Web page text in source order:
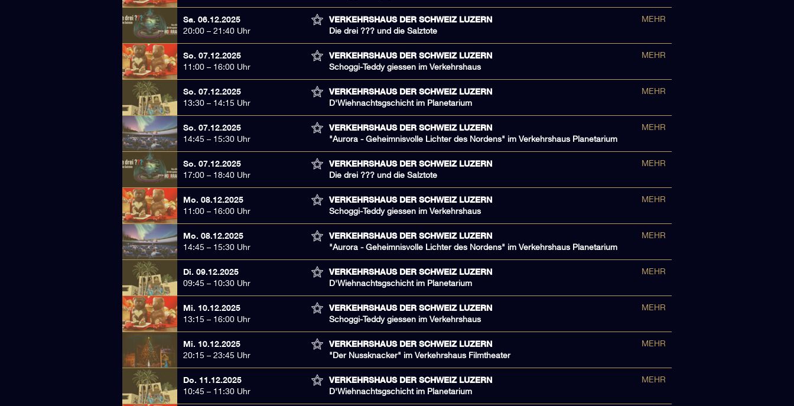
Sa. 06.12.2025
20:00 – 21:40 Uhr
VERKEHRSHAUS DER SCHWEIZ LUZERN
Die drei ??? und die Salztote
MEHR
So. 07.12.2025
11:00 – 16:00 Uhr
VERKEHRSHAUS DER SCHWEIZ LUZERN
Schoggi-Teddy giessen im Verkehrshaus
MEHR
So. 07.12.2025
13:30 – 14:15 Uhr
VERKEHRSHAUS DER SCHWEIZ LUZERN
D'Wiehnachtsgschicht im Planetarium
MEHR
So. 07.12.2025
14:45 – 15:30 Uhr
VERKEHRSHAUS DER SCHWEIZ LUZERN
"Aurora - Geheimnisvolle Lichter des Nordens" im Verkehrshaus Planetarium
MEHR
So. 07.12.2025
17:00 – 18:40 Uhr
VERKEHRSHAUS DER SCHWEIZ LUZERN
Die drei ??? und die Salztote
MEHR
Mo. 08.12.2025
11:00 – 16:00 Uhr
VERKEHRSHAUS DER SCHWEIZ LUZERN
Schoggi-Teddy giessen im Verkehrshaus
MEHR
Mo. 08.12.2025
14:45 – 15:30 Uhr
VERKEHRSHAUS DER SCHWEIZ LUZERN
"Aurora - Geheimnisvolle Lichter des Nordens" im Verkehrshaus Planetarium
MEHR
Di. 09.12.2025
09:45 – 10:30 Uhr
VERKEHRSHAUS DER SCHWEIZ LUZERN
D'Wiehnachtsgschicht im Planetarium
MEHR
Mi. 10.12.2025
13:15 – 16:00 Uhr
VERKEHRSHAUS DER SCHWEIZ LUZERN
Schoggi-Teddy giessen im Verkehrshaus
MEHR
Mi. 10.12.2025
20:15 – 23:45 Uhr
VERKEHRSHAUS DER SCHWEIZ LUZERN
"Der Nussknacker" im Verkehrshaus Filmtheater
MEHR
Do. 11.12.2025
10:45 – 11:30 Uhr
VERKEHRSHAUS DER SCHWEIZ LUZERN
D'Wiehnachtsgschicht im Planetarium
MEHR